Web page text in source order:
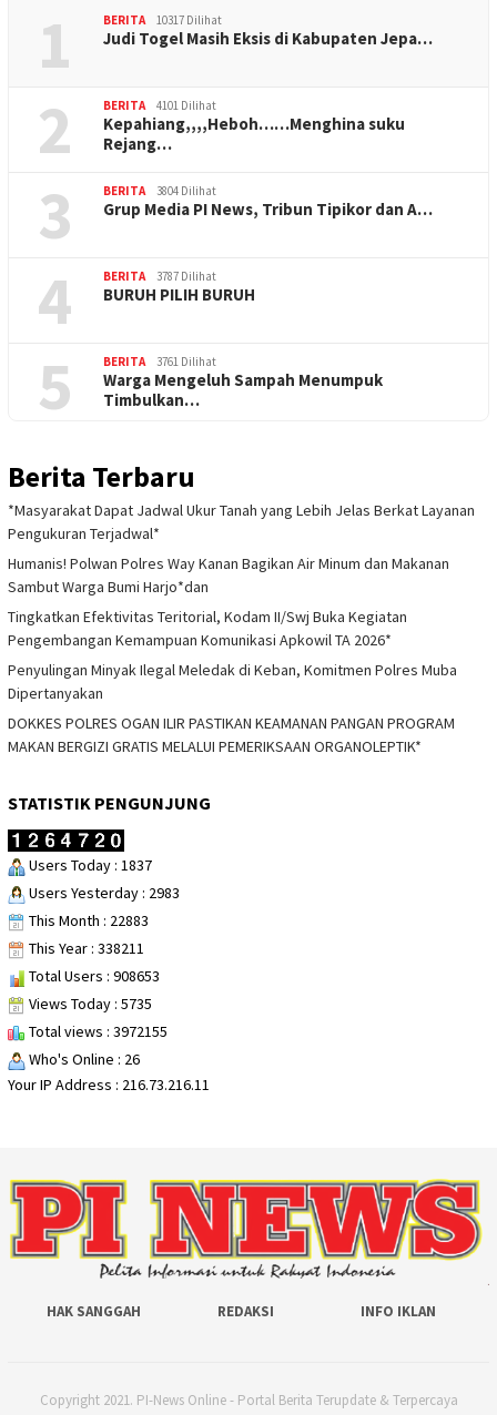
1 BERITA 10317 Dilihat
Judi Togel Masih Eksis di Kabupaten Jepa…
2 BERITA 4101 Dilihat
Kepahiang,,,,Heboh……Menghina suku
Rejang…
3 BERITA 3804 Dilihat
Grup Media PI News, Tribun Tipikor dan A…
4 BERITA 3787 Dilihat
BURUH PILIH BURUH
5 BERITA 3761 Dilihat
Warga Mengeluh Sampah Menumpuk
Timbulkan…
Berita Terbaru
*Masyarakat Dapat Jadwal Ukur Tanah yang Lebih Jelas Berkat Layanan
Pengukuran Terjadwal*
Humanis! Polwan Polres Way Kanan Bagikan Air Minum dan Makanan
Sambut Warga Bumi Harjo*dan
Tingkatkan Efektivitas Teritorial, Kodam II/Swj Buka Kegiatan
Pengembangan Kemampuan Komunikasi Apkowil TA 2026*
Penyulingan Minyak Ilegal Meledak di Keban, Komitmen Polres Muba
Dipertanyakan
DOKKES POLRES OGAN ILIR PASTIKAN KEAMANAN PANGAN PROGRAM
MAKAN BERGIZI GRATIS MELALUI PEMERIKSAAN ORGANOLEPTIK*
STATISTIK PENGUNJUNG
Users Today : 1837
Users Yesterday : 2983
This Month : 22883
This Year : 338211
Total Users : 908653
Views Today : 5735
Total views : 3972155
Who's Online : 26
Your IP Address : 216.73.216.11
HAK SANGGAH REDAKSI INFO IKLAN
Copyright 2021. PI-News Online - Portal Berita Terupdate & Terpercaya